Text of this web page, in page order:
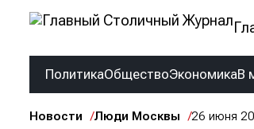
ПолитикаОбществоЭкономикаВ
Новости Люди Москвы 26 июня